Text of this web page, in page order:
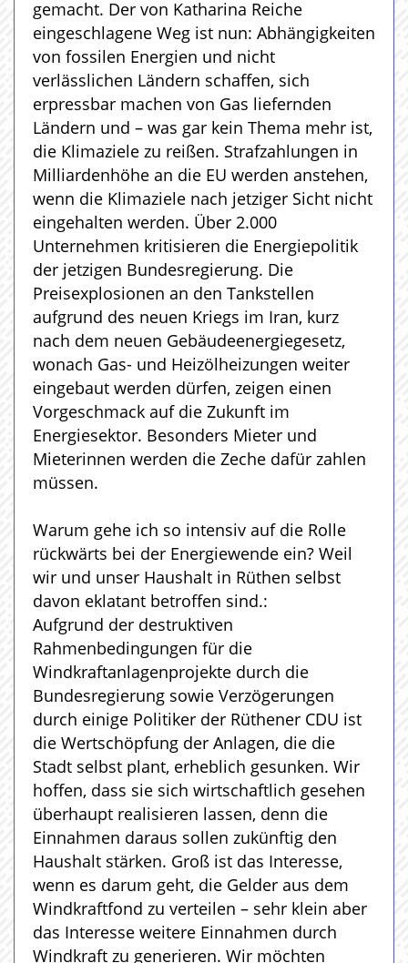
gemacht. Der von Katharina Reiche
eingeschlagene Weg ist nun: Abhängigkeiten
von fossilen Energien und nicht
verlässlichen Ländern schaffen, sich
erpressbar machen von Gas liefernden
Ländern und – was gar kein Thema mehr ist,
die Klimaziele zu reißen. Strafzahlungen in
Milliardenhöhe an die EU werden anstehen,
wenn die Klimaziele nach jetziger Sicht nicht
eingehalten werden. Über 2.000
Unternehmen kritisieren die Energiepolitik
der jetzigen Bundesregierung. Die
Preisexplosionen an den Tankstellen
aufgrund des neuen Kriegs im Iran, kurz
nach dem neuen Gebäudeenergiegesetz,
wonach Gas- und Heizölheizungen weiter
eingebaut werden dürfen, zeigen einen
Vorgeschmack auf die Zukunft im
Energiesektor. Besonders Mieter und
Mieterinnen werden die Zeche dafür zahlen
müssen.
Warum gehe ich so intensiv auf die Rolle
rückwärts bei der Energiewende ein? Weil
wir und unser Haushalt in Rüthen selbst
davon eklatant betroffen sind.:
Aufgrund der destruktiven
Rahmenbedingungen für die
Windkraftanlagenprojekte durch die
Bundesregierung sowie Verzögerungen
durch einige Politiker der Rüthener CDU ist
die Wertschöpfung der Anlagen, die die
Stadt selbst plant, erheblich gesunken. Wir
hoffen, dass sie sich wirtschaftlich gesehen
überhaupt realisieren lassen, denn die
Einnahmen daraus sollen zukünftig den
Haushalt stärken. Groß ist das Interesse,
wenn es darum geht, die Gelder aus dem
Windkraftfond zu verteilen – sehr klein aber
das Interesse weitere Einnahmen durch
Windkraft zu generieren. Wir möchten